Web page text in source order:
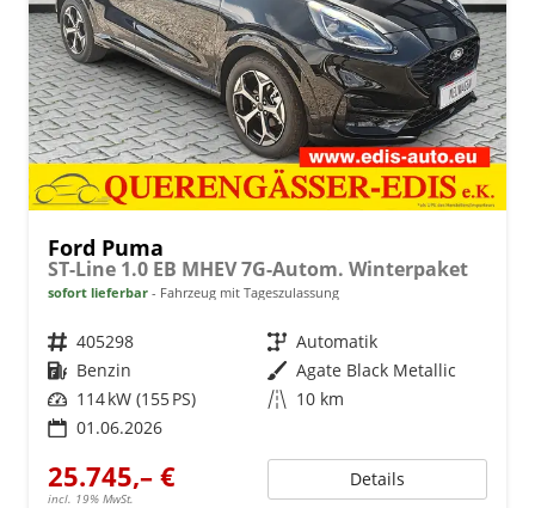
Ford Puma
ST-Line 1.0 EB MHEV 7G-Autom. Winterpaket
sofort lieferbar Fahrzeug mit Tageszulassung
Fahrzeugnr. 405298 Getriebe Automatik
Kraftstoff Benzin Außenfarbe Agate Black Metallic
Leistung 114 kW (155 PS) Kilometerstand 10 km
01.06.2026
25.745,– €
incl. 19% MwSt.
Details